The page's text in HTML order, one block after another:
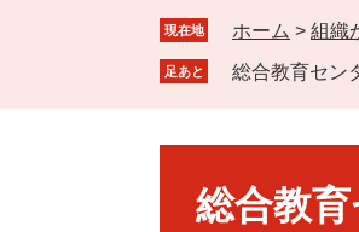
現在地 ホーム > 組織
足あと 総合教育セン
総合教